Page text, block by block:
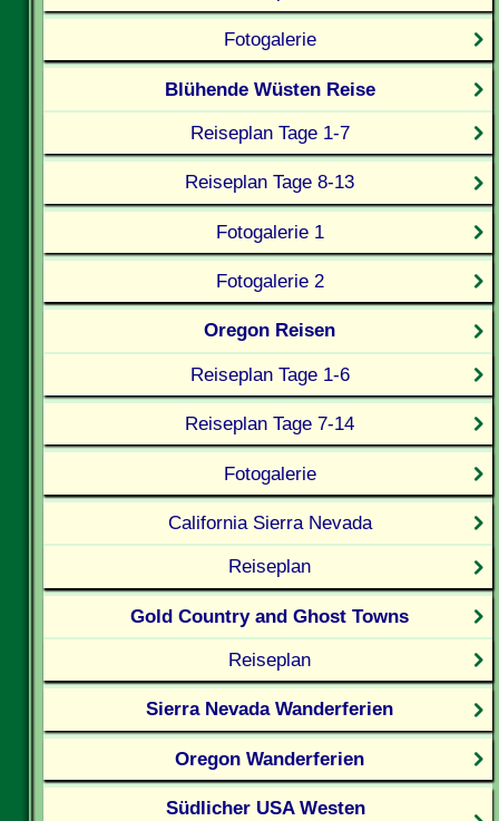
Fotogalerie
Blühende Wüsten Reise
Reiseplan Tage 1-7
Reiseplan Tage 8-13
Fotogalerie 1
Fotogalerie 2
Oregon Reisen
Reiseplan Tage 1-6
Reiseplan Tage 7-14
Fotogalerie
California Sierra Nevada
Reiseplan
Gold Country and Ghost Towns
Reiseplan
Sierra Nevada Wanderferien
Oregon Wanderferien
Südlicher USA Westen